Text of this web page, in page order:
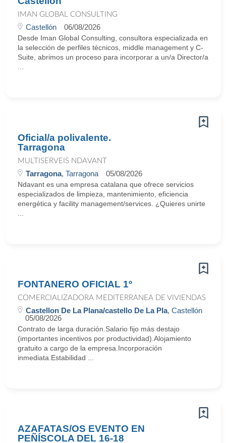
IMAN GLOBAL CONSULTING
Castellón 06/08/2026
Desde Iman Global Consulting, consultora especializada en
la selección de perfiles técnicos, middle management y C-
Suite, abrimos un proceso para incorporar a un/a Director/a
Oficial/a polivalente.
Tarragona
MULTISERVEIS NDAVANT
Tarragona, Tarragona 05/08/2026
Ndavant es una empresa catalana que ofrece servicios
especializados de limpieza, mantenimiento, eficiencia
energética y facility management/services. ¿Quieres unirte
FONTANERO OFICIAL 1º
COMERCIALIZADORA MEDITERRANEA DE VIVIENDAS
Castellon De La Plana/castello De La Pla, Castellón
05/08/2026
Contrato de larga duración.Salario fijo más destajo
(importantes incentivos por productividad).Alojamiento
gratuito a cargo de la empresa.Incorporación
inmediata.Estabilidad ...
AZAFATAS/OS EVENTO EN
PEÑÍSCOLA DEL 16-18